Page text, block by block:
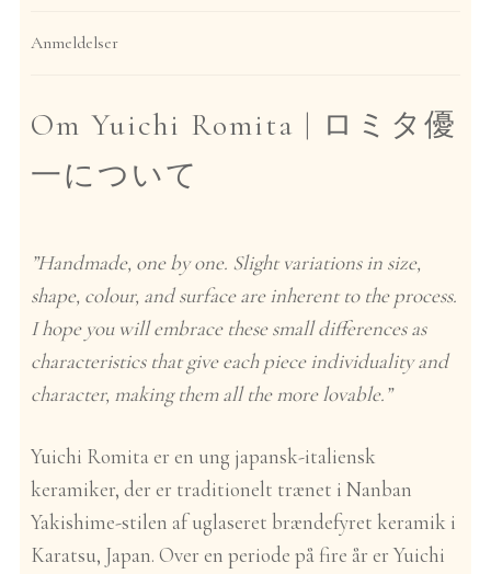
Anmeldelser
Om Yuichi Romita | ロミタ優
一について
”Handmade, one by one. Slight variations in size,
shape, colour, and surface are inherent to the process.
I hope you will embrace these small differences as
characteristics that give each piece individuality and
character, making them all the more lovable.”
Yuichi Romita er en ung japansk-italiensk
keramiker, der er traditionelt trænet i Nanban
Yakishime-stilen af uglaseret brændefyret keramik i
Karatsu, Japan. Over en periode på fire år er Yuichi